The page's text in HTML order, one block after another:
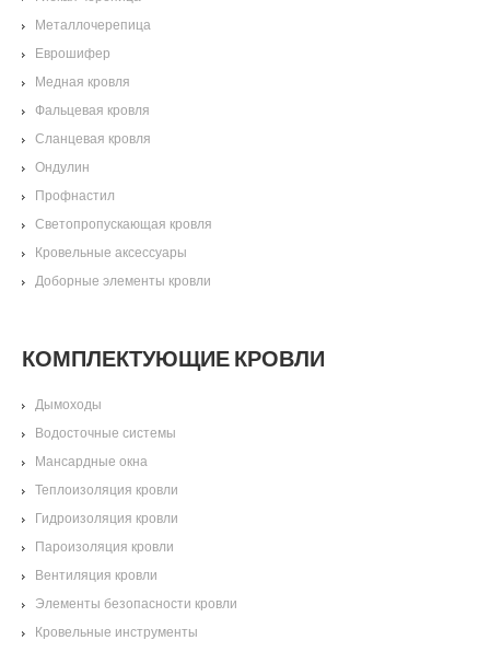
Металлочерепица
Еврошифер
Медная кровля
Фальцевая кровля
Сланцевая кровля
Ондулин
Профнастил
Светопропускающая кровля
Кровельные аксессуары
Доборные элементы кровли
КОМПЛЕКТУЮЩИЕ КРОВЛИ
Дымоходы
Водосточные системы
Мансардные окна
Теплоизоляция кровли
Гидроизоляция кровли
Пароизоляция кровли
Вентиляция кровли
Элементы безопасности кровли
Кровельные инструменты